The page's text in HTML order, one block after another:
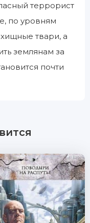
террорист
по уровням
твари, а
землянам за
почти